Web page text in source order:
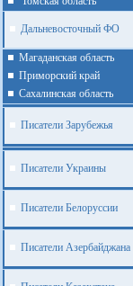
Дальневосточный ФО
Магаданская область
Приморский край
Cахалинская область
Писатели Зарубежья
Писатели Украины
Писатели Белоруссии
Писатели Азербайджана